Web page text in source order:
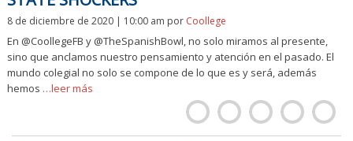
8 de diciembre de 2020 | 10:00 am por Coollege
En @CoollegeFB y @TheSpanishBowl, no solo miramos al presente,
sino que anclamos nuestro pensamiento y atención en el pasado. El
mundo colegial no solo se compone de lo que es y será, además
hemos …leer más